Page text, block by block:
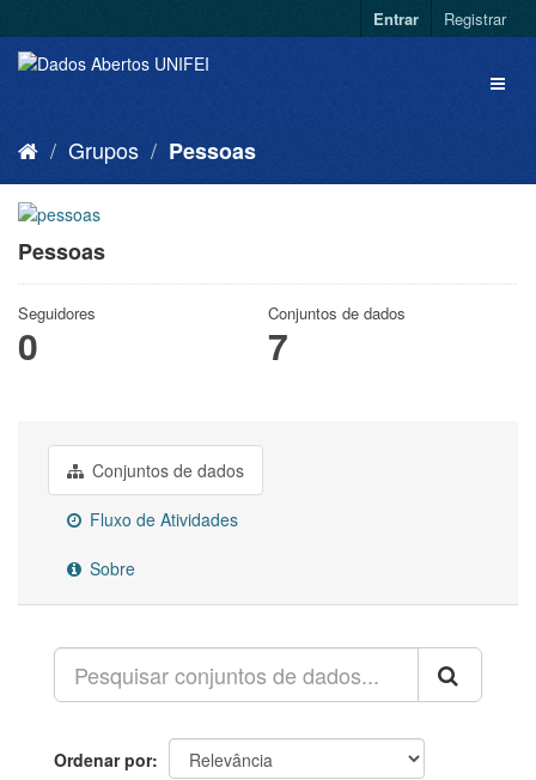
Entrar Registrar
Grupos Pessoas
Pessoas
Seguidores
0
Conjuntos de dados
7
Conjuntos de dados
Fluxo de Atividades
Sobre
Ordenar por